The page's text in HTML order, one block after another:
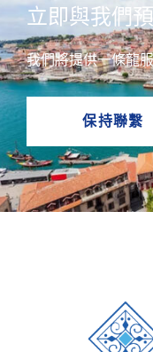
立即與我們
我們將提供一條龍
保持聯繫